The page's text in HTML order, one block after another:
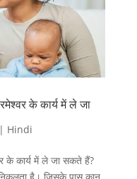
के कार्य में ले जा
Hindi
के कार्य में ले जा सकते हैं?